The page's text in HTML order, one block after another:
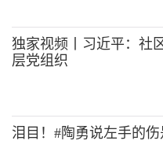
独家视频丨习近平：社
层党组织
泪目！#陶勇说左手的